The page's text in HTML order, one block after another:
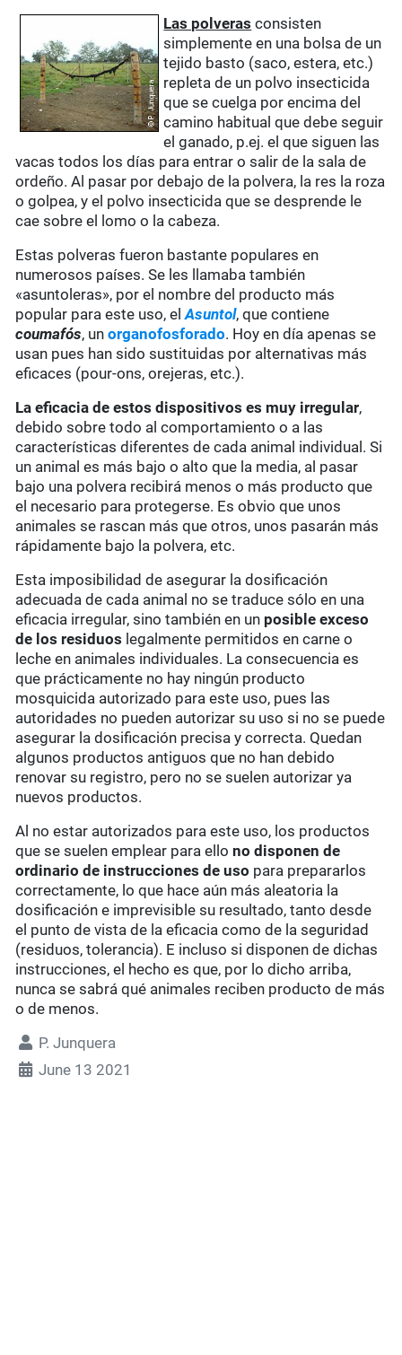
Las polveras consisten
simplemente en una bolsa de un
tejido basto (saco, estera, etc.)
repleta de un polvo insecticida
que se cuelga por encima del
camino habitual que debe seguir
el ganado, p.ej. el que siguen las
vacas todos los días para entrar o salir de la sala de
ordeño. Al pasar por debajo de la polvera, la res la roza
o golpea, y el polvo insecticida que se desprende le
cae sobre el lomo o la cabeza.
Estas polveras fueron bastante populares en
numerosos países. Se les llamaba también
«asuntoleras», por el nombre del producto más
popular para este uso, elAsuntol, que contiene
coumafós, unorganofosforado. Hoy en día apenas se
usan pues han sido sustituidas por alternativas más
eficaces (pour-ons, orejeras, etc.).
La eficacia de estos dispositivos es muy irregular,
debido sobre todo al comportamiento o a las
características diferentes de cada animal individual. Si
un animal es más bajo o alto que la media, al pasar
bajo una polvera recibirá menos o más producto que
el necesario para protegerse. Es obvio que unos
animales se rascan más que otros, unos pasarán más
rápidamente bajo la polvera, etc.
Esta imposibilidad de asegurar la dosificación
adecuada de cada animal no se traduce sólo en una
eficacia irregular, sino también en un posible exceso
de los residuos legalmente permitidos en carne o
leche en animales individuales. La consecuencia es
que prácticamente no hay ningún producto
mosquicida autorizado para este uso, pues las
autoridades no pueden autorizar su uso si no se puede
asegurar la dosificación precisa y correcta. Quedan
algunos productos antiguos que no han debido
renovar su registro, pero no se suelen autorizar ya
nuevos productos.
Al no estar autorizados para este uso, los productos
que se suelen emplear para ellono disponen de
ordinario de instrucciones de uso para prepararlos
correctamente, lo que hace aún más aleatoria la
dosificación e imprevisible su resultado, tanto desde
el punto de vista de la eficacia como de la seguridad
(residuos, tolerancia). E incluso si disponen de dichas
instrucciones, el hecho es que, por lo dicho arriba,
nunca se sabrá qué animales reciben producto de más
o de menos.
P. Junquera
June 13 2021